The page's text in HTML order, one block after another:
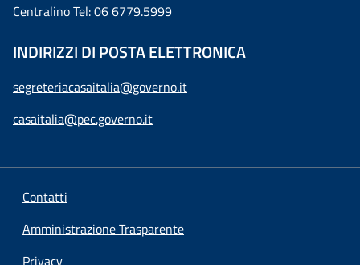
Centralino Tel: 06 6779.5999
INDIRIZZI DI POSTA ELETTRONICA
segreteriacasaitalia@governo.it
casaitalia@pec.governo.it
Contatti
Amministrazione Trasparente
Privacy